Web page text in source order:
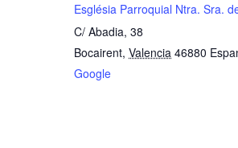
Església Parroquial Ntra. Sra.
C/ Abadia, 38
Bocairent, Valencia 46880
Google